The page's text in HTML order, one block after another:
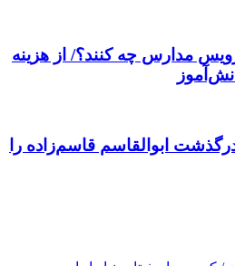
مدارس چه کنند؟/ از هزینه
ابوالقاسم قاسم‌زاده را